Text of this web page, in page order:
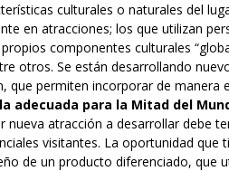
culturales o naturales del
en atracciones; los que utilizan
componentes culturales
otros. Se están desarrollando
que permiten incorporar de manera
adecuada para la Mitad del
nueva atracción a desarrollar debe
visitantes. La oportunidad que
de un producto diferenciado, que